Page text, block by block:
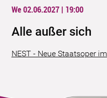
We 02.06.2027 | 19:00
Alle außer sich
NEST - Neue Staatsoper